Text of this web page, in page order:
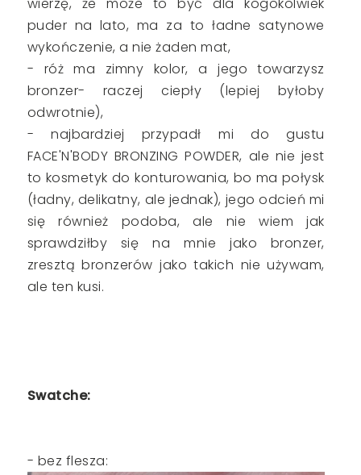
wierzę, że może to być dla kogokolwiek
puder na lato, ma za to ładne satynowe
wykończenie, a nie żaden mat,
- róż ma zimny kolor, a jego towarzysz
bronzer- raczej ciepły (lepiej byłoby
odwrotnie),
- najbardziej przypadł mi do gustu
FACE'N'BODY BRONZING POWDER, ale nie jest
to kosmetyk do konturowania, bo ma połysk
(ładny, delikatny, ale jednak), jego odcień mi
się również podoba, ale nie wiem jak
sprawdziłby się na mnie jako bronzer,
zresztą bronzerów jako takich nie używam,
ale ten kusi.
Swatche:
- bez flesza: